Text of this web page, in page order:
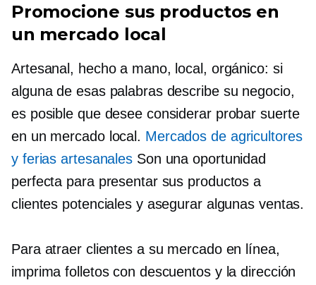
Promocione sus productos en
un mercado local
Artesanal, hecho a mano, local, orgánico: si
alguna de esas palabras describe su negocio,
es posible que desee considerar probar suerte
en un mercado local. Mercados de agricultores
y ferias artesanales Son una oportunidad
perfecta para presentar sus productos a
clientes potenciales y asegurar algunas ventas.
Para atraer clientes a su mercado en línea,
imprima folletos con descuentos y la dirección